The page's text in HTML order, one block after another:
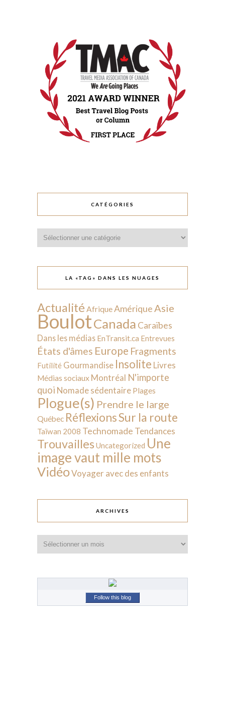
CATÉGORIES
LA «TAG» DANS LES NUAGES
Actualité AfriqueAmériqueAsie
BoulotCanada Caraïbes
Dans les médias EnTransit.ca Entrevues
États d'âmes Europe Fragments
Futilité Gourmandise Insolite Livres
Médias sociaux Montréal N'importe
quoi Nomade sédentaire Plages
Plogue(s) Prendre le large
Québec RéflexionsSur la route
Taïwan 2008 Technomade Tendances
Trouvailles Uncategorized Une
image vaut mille mots
VidéoVoyager avec des enfants
ARCHIVES
Follow this blog